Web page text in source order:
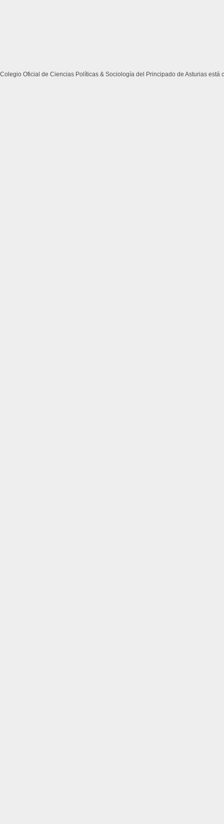
Colegio Oficial de Ciencias Políticas & Sociología del Principado de Asturias está